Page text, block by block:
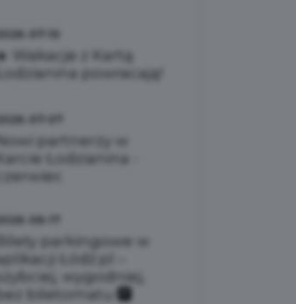
2026-07-10
Wakacje z Kartą
Łodzianina powracają!
Nowi partnerzy w
Karcie Łodzianina -
czerwiec
Bilety parkingowe w
Łódź.pl –
szybciej, wygodniej,
bez biletomatu 🅿️